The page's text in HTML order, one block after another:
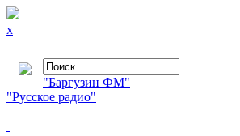
x
"Баргузин ФМ"
"Русское радио"